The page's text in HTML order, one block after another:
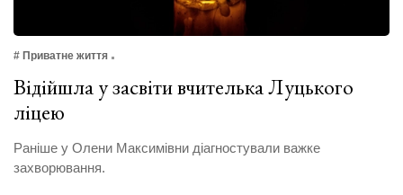
# Приватне життя
Відійшла у засвіти вчителька Луцького
ліцею
Раніше у Олени Максимівни діагностували важке
захворювання.